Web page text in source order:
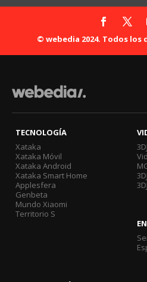
© webedia 2024. Todos los
TECNOLOGÍA
Xataka
Xataka Móvil
Xataka Android
Xataka Smart Home
Applesfera
Genbeta
Mundo Xiaomi
Territorio S